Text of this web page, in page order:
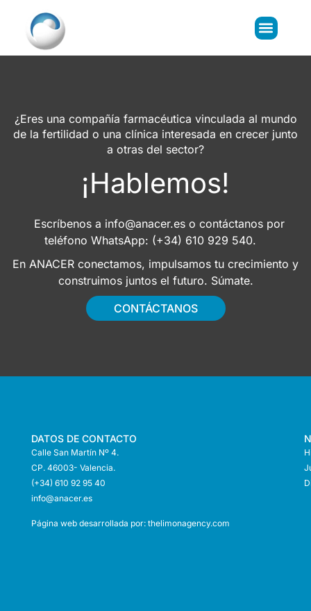
¿Eres una compañía farmacéutica vinculada al mundo
de la fertilidad o una clínica interesada en crecer junto
a otras del sector?
¡Hablemos!
Escríbenos a info@anacer.eso contáctanos por
teléfono WhatsApp: (+34) 610 929 540.
En ANACER conectamos, impulsamos tu crecimiento y
construimos juntos el futuro. Súmate.
CONTÁCTANOS
DATOS DE CONTACTO
Calle San Martín Nº 4.
CP. 46003- Valencia.
(+34) 610 92 95 40
info@anacer.es
Página web desarrollada por: thelimonagency.com